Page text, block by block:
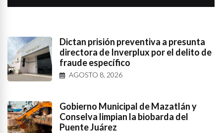
Dictan prisión preventiva a presunta
directora de Inverplux por el delito de
fraude específico
AGOSTO 8, 2026
Gobierno Municipal de Mazatlán y
Conselva limpian la biobarda del
Puente Juárez